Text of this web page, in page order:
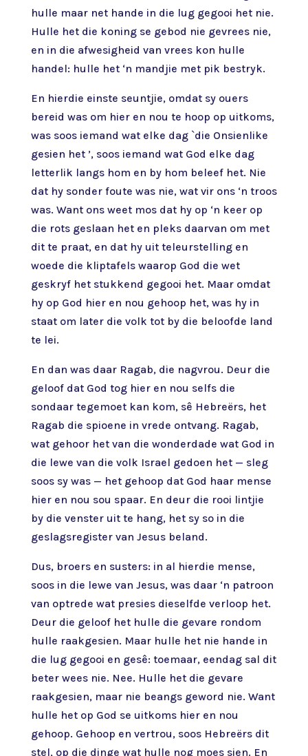
hulle maar net hande in die lug gegooi het nie.
Hulle het die koning se gebod nie gevrees nie,
en in die afwesigheid van vrees kon hulle
handel: hulle het ‘n mandjie met pik bestryk.
En hierdie einste seuntjie, omdat sy ouers
bereid was om hier en nou te hoop op uitkoms,
was soos iemand wat elke dag `die Onsienlike
gesien het ’, soos iemand wat God elke dag
letterlik langs hom en by hom beleef het. Nie
dat hy sonder foute was nie, wat vir ons ‘n troos
was. Want ons weet mos dat hy op ‘n keer op
die rots geslaan het en pleks daarvan om met
dit te praat, en dat hy uit teleurstelling en
woede die kliptafels waarop God die wet
geskryf het stukkend gegooi het. Maar omdat
hy op God hier en nou gehoop het, was hy in
staat om later die volk tot by die beloofde land
te lei.
En dan was daar Ragab, die nagvrou. Deur die
geloof dat God tog hier en nou selfs die
sondaar tegemoet kan kom, sê Hebreërs, het
Ragab die spioene in vrede ontvang. Ragab,
wat gehoor het van die wonderdade wat God in
die lewe van die volk Israel gedoen het — sleg
soos sy was — het gehoop dat God haar mense
hier en nou sou spaar. En deur die rooi lintjie
by die venster uit te hang, het sy so in die
geslagsregister van Jesus beland.
Dus, broers en susters: in al hierdie mense,
soos in die lewe van Jesus, was daar ‘n patroon
van optrede wat presies dieselfde verloop het.
Deur die geloof het hulle die gevare rondom
hulle raakgesien. Maar hulle het nie hande in
die lug gegooi en gesê: toemaar, eendag sal dit
beter wees nie. Nee. Hulle het die gevare
raakgesien, maar nie beangs geword nie. Want
hulle het op God se uitkoms hier en nou
gehoop. Gehoop en vertrou, soos Hebreërs dit
stel, op die dinge wat hulle nog moes sien. En